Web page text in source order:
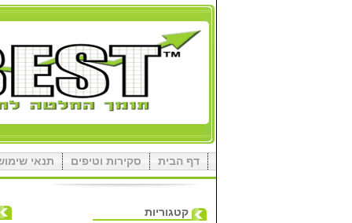
דף הבית סקירות וטיפים תנאי
קטגוריות